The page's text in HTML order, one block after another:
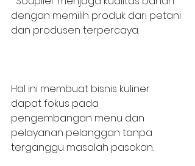
dengan memilih produk dari petani
dan produsen terpercaya.
Hal ini membuat bisnis kuliner
dapat fokus pada
pengembangan menu dan
pelayanan pelanggan tanpa
terganggu masalah pasokan.